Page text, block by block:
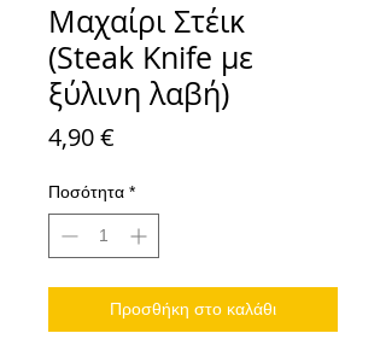
Μαχαίρι Στέικ
(Steak Knife με
ξύλινη λαβή)
4,90 €
Ποσότητα *
Προσθήκη στο καλάθι